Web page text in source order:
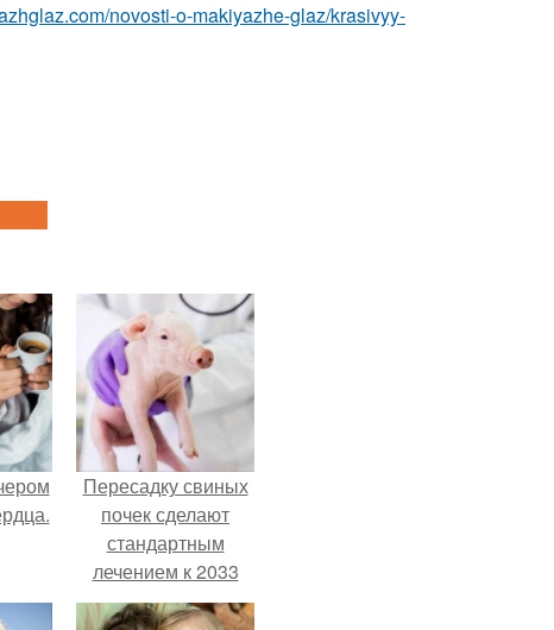
novosti-o-makiyazhe-glaz/krasivyy-
Пересадку свиных
почек сделают
стандартным
лечением к 2033
году в Японии.